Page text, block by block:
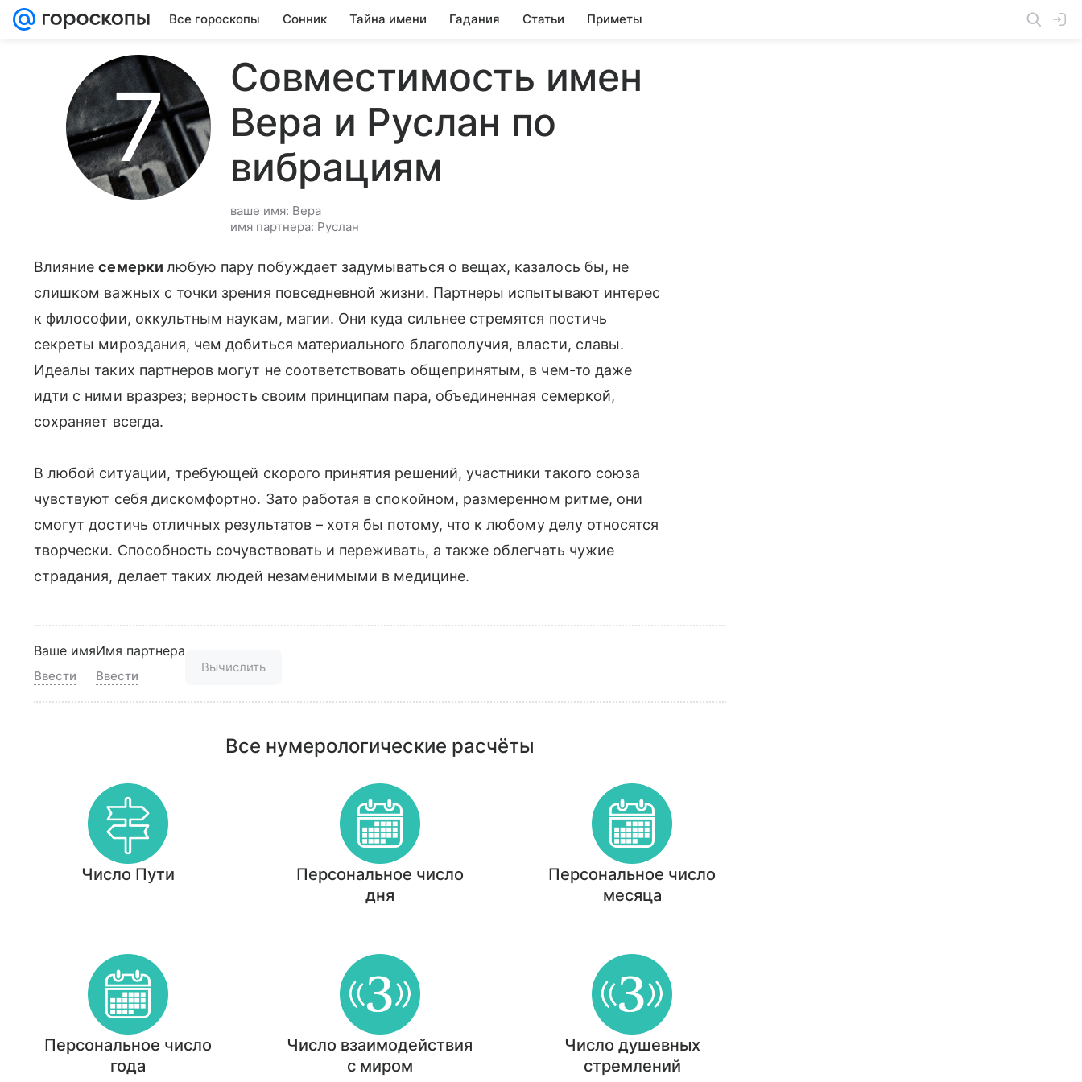
Все гороскопы Сонник Тайна имени Гадания Статьи Приметы
Совместимость имен
Вера и Руслан по
вибрациям
ваше имя: Вера
имя партнера: Руслан
Влияниесемерки любую пару побуждает задумываться о вещах, казалось бы, не
слишком важных с точки зрения повседневной жизни. Партнеры испытывают интерес
к философии, оккультным наукам, магии. Они куда сильнее стремятся постичь
секреты мироздания, чем добиться материального благополучия, власти, славы.
Идеалы таких партнеров могут не соответствовать общепринятым, в чем-то даже
идти с ними вразрез; верность своим принципам пара, объединенная семеркой,
сохраняет всегда.
В любой ситуации, требующей скорого принятия решений, участники такого союза
чувствуют себя дискомфортно. Зато работая в спокойном, размеренном ритме, они
смогут достичь отличных результатов – хотя бы потому, что к любому делу относятся
творчески. Способность сочувствовать и переживать, а также облегчать чужие
страдания, делает таких людей незаменимыми в медицине.
Ваше имя
Ввести
Имя партнера
Ввести
Вычислить
Все нумерологические расчёты
Число Пути
Персональное число
дня
Персональное число
месяца
Персональное число
года
Число взаимодействия
с миром
Число душевных
стремлений